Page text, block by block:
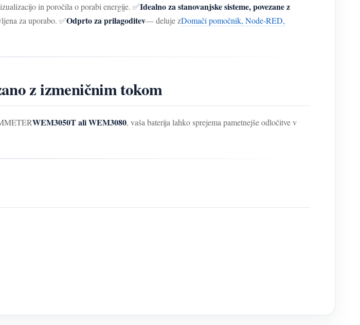
in poročila o porabi energije. ✅Idealno za stanovanjske sisteme, povezane z
za uporabo. ✅Odprto za prilagoditev— deluje zDomači pomočnik, Node-RED,
z izmeničnim tokom
WEM3050T ali WEM3080, vaša baterija lahko sprejema pametnejše odločitve v